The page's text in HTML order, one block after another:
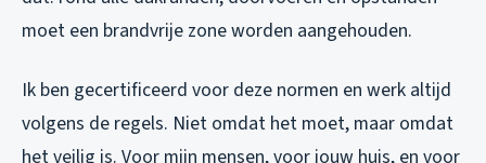
moet een brandvrije zone worden aangehouden.
Ik ben gecertificeerd voor deze normen en werk altijd
volgens de regels. Niet omdat het moet, maar omdat
het veilig is. Voor mijn mensen, voor jouw huis, en voor